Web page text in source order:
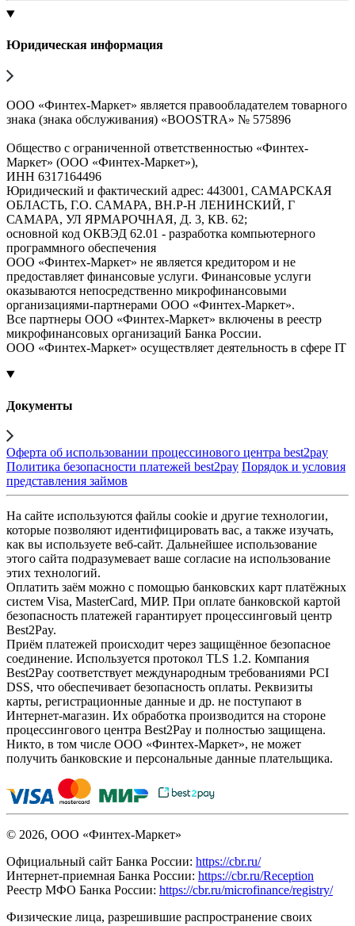
Юридическая информация
ООО «Финтех-Маркет» является правообладателем товарного
знака (знака обслуживания) «BOOSTRA» № 575896
Общество с ограниченной ответственностью «Финтех-
Маркет» (ООО «Финтех-Маркет»),
ИНН 6317164496
Юридический и фактический адрес: 443001, САМАРСКАЯ
ОБЛАСТЬ, Г.О. САМАРА, ВН.Р-Н ЛЕНИНСКИЙ, Г
САМАРА, УЛ ЯРМАРОЧНАЯ, Д. 3, КВ. 62;
основной код ОКВЭД 62.01 - разработка компьютерного
программного обеспечения
ООО «Финтех-Маркет» не является кредитором и не
предоставляет финансовые услуги. Финансовые услуги
оказываются непосредственно микрофинансовыми
организациями-партнерами ООО «Финтех-Маркет».
Все партнеры ООО «Финтех-Маркет» включены в реестр
микрофинансовых организаций Банка России.
ООО «Финтех-Маркет» осуществляет деятельность в сфере IT
Документы
Оферта об использовании процессинового центра best2pay
Политика безопасности платежей best2pay Порядок и условия
представления займов
На сайте используются файлы cookie и другие технологии,
которые позволяют идентифицировать вас, а также изучать,
как вы используете веб-сайт. Дальнейшее использование
этого сайта подразумевает ваше согласие на использование
этих технологий.
Оплатить заём можно с помощью банковских карт платёжных
систем Visa, MasterCard, МИР. При оплате банковской картой
безопасность платежей гарантирует процессинговый центр
Best2Pay.
Приём платежей происходит через защищённое безопасное
соединение. Используется протокол TLS 1.2. Компания
Best2Pay соответствует международным требованиями PCI
DSS, что обеспечивает безопасность оплаты. Реквизиты
карты, регистрационные данные и др. не поступают в
Интернет-магазин. Их обработка производится на стороне
процессингового центра Best2Pay и полностью защищена.
Никто, в том числе ООО «Финтех-Маркет», не может
получить банковские и персональные данные плательщика.
© 2026, ООО «Финтех-Маркет»
Официальный сайт Банка России: https://cbr.ru/
Интернет-приемная Банка России: https://cbr.ru/Reception
Реестр МФО Банка России: https://cbr.ru/microfinance/registry/
Физические лица, разрешившие распространение своих